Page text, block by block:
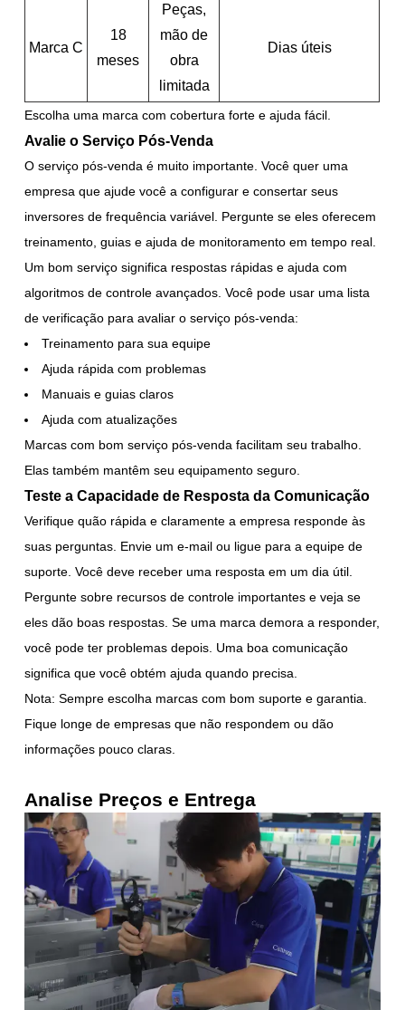
Marca C
18
meses
Peças,
mão de
obra
limitada
Dias úteis
Escolha uma marca com cobertura forte e ajuda fácil.
Avalie o Serviço Pós-Venda
O serviço pós-venda é muito importante. Você quer uma
empresa que ajude você a configurar e consertar seus
inversores de frequência variável. Pergunte se eles oferecem
treinamento, guias e ajuda de monitoramento em tempo real.
Um bom serviço significa respostas rápidas e ajuda com
algoritmos de controle avançados. Você pode usar uma lista
de verificação para avaliar o serviço pós-venda:
Treinamento para sua equipe
Ajuda rápida com problemas
Manuais e guias claros
Ajuda com atualizações
Marcas com bom serviço pós-venda facilitam seu trabalho.
Elas também mantêm seu equipamento seguro.
Teste a Capacidade de Resposta da Comunicação
Verifique quão rápida e claramente a empresa responde às
suas perguntas. Envie um e-mail ou ligue para a equipe de
suporte. Você deve receber uma resposta em um dia útil.
Pergunte sobre recursos de controle importantes e veja se
eles dão boas respostas. Se uma marca demora a responder,
você pode ter problemas depois. Uma boa comunicação
significa que você obtém ajuda quando precisa.
Nota: Sempre escolha marcas com bom suporte e garantia.
Fique longe de empresas que não respondem ou dão
informações pouco claras.
Analise Preços e Entrega